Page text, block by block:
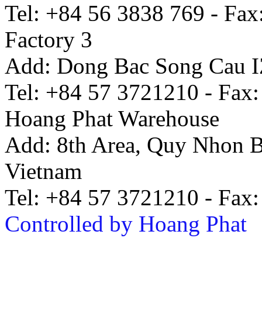
Tel: +84 56 3838 769 -
Factory 3
Add: Dong Bac Song Cau
Tel: +84 57 3721210 -
Hoang Phat Warehouse
Add: 8th Area, Quy Nhon
Vietnam
Tel: +84 57 3721210 -
Controlled by Hoang Phat